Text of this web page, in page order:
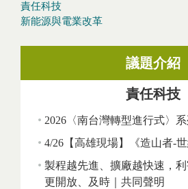
責任科技
新能源與電業改革
議題介紹
責任科技
2026〈南台灣轉型進行式〉
4/26【高雄現場】《造山者-
製程越先進、擴廠越快速，
更開放、及時｜共同聲明